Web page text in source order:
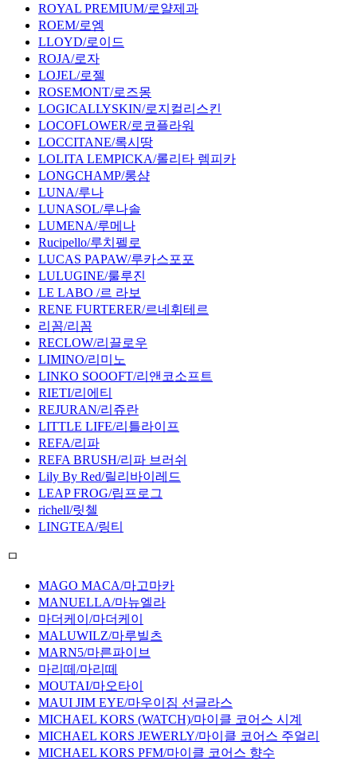
ROYAL PREMIUM/로얄제과
ROEM/로엠
LLOYD/로이드
ROJA/로자
LOJEL/로젤
ROSEMONT/로즈몽
LOGICALLYSKIN/로지컬리스킨
LOCOFLOWER/로코플라워
LOCCITANE/록시땅
LOLITA LEMPICKA/롤리타 렘피카
LONGCHAMP/롱샴
LUNA/루나
LUNASOL/루나솔
LUMENA/루메나
Rucipello/루치펠로
LUCAS PAPAW/루카스포포
LULUGINE/룰루진
LE LABO /르 라보
RENE FURTERER/르네휘테르
리꼼/리꼼
RECLOW/리끌로우
LIMINO/리미노
LINKO SOOOFT/리앤코소프트
RIETI/리에티
REJURAN/리쥬란
LITTLE LIFE/리틀라이프
REFA/리파
REFA BRUSH/리파 브러쉬
Lily By Red/릴리바이레드
LEAP FROG/립프로그
richell/릿첼
LINGTEA/링티
ㅁ
MAGO MACA/마고마카
MANUELLA/마뉴엘라
마더케이/마더케이
MALUWILZ/마루빌츠
MARN5/마른파이브
마리떼/마리떼
MOUTAI/마오타이
MAUI JIM EYE/마우이짐 선글라스
MICHAEL KORS (WATCH)/마이클 코어스 시계
MICHAEL KORS JEWERLY/마이클 코어스 주얼리
MICHAEL KORS PFM/마이클 코어스 향수